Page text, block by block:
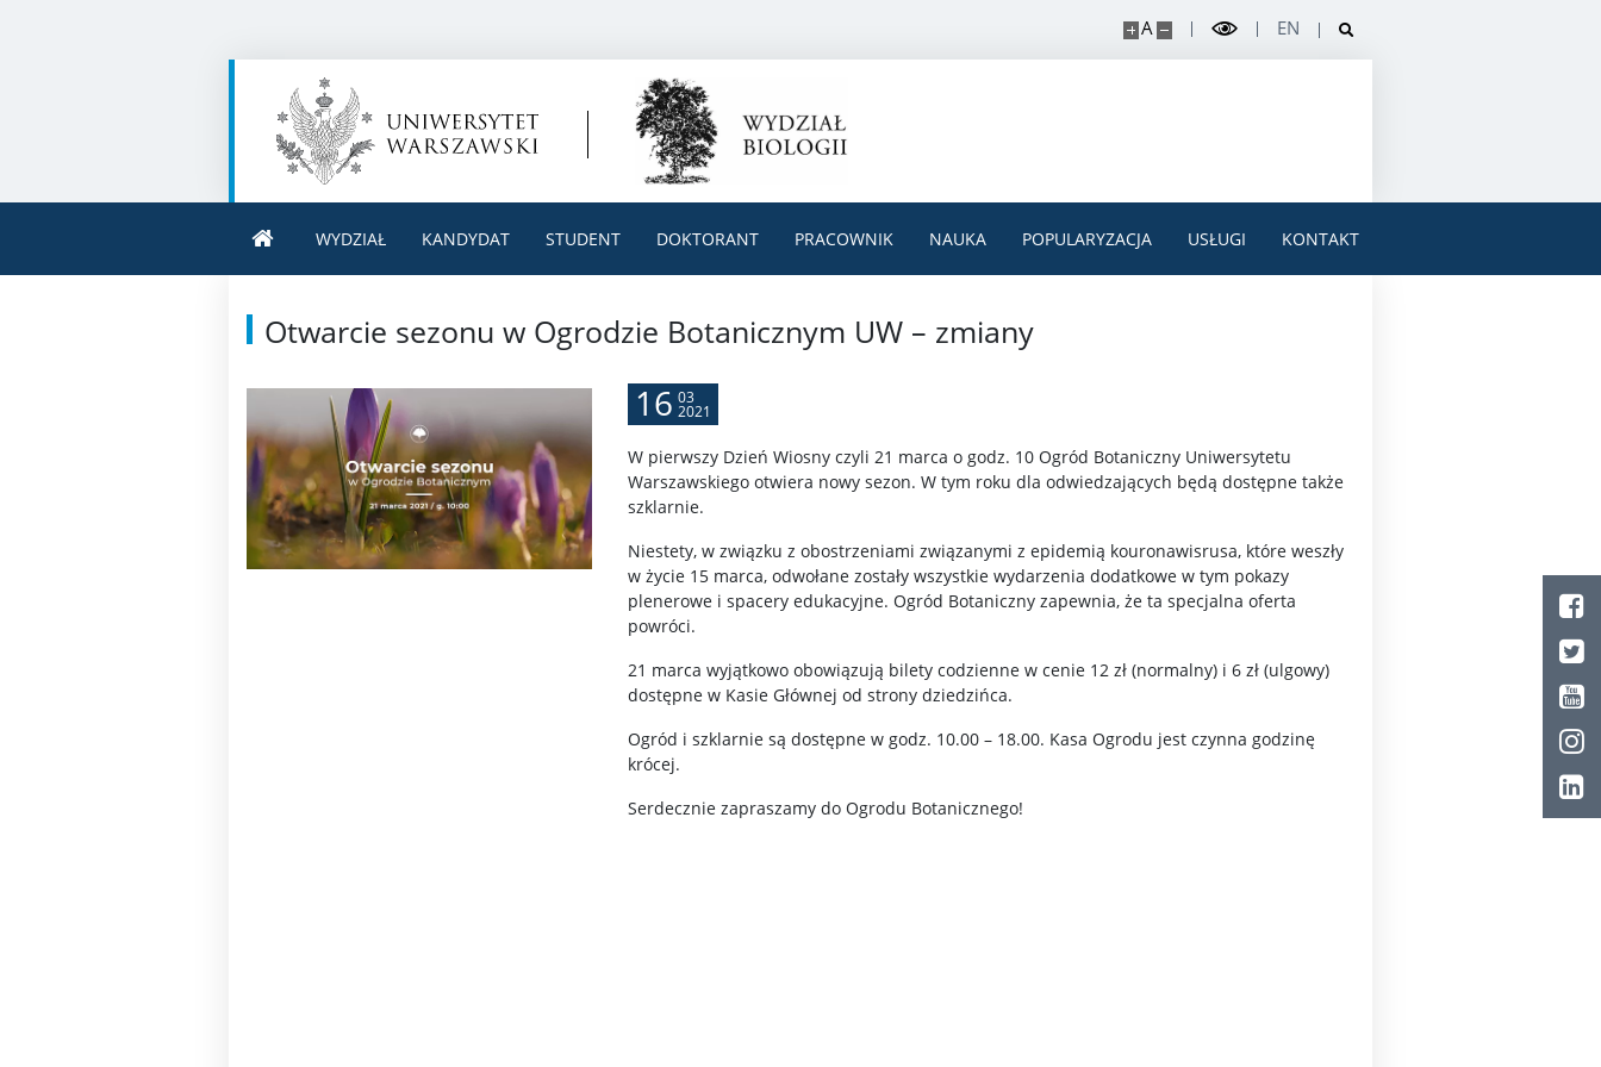
A EN
WYDZIAŁ KANDYDAT STUDENT DOKTORANT PRACOWNIK NAUKA POPULARYZACJA USŁUGI KONTAKT
Otwarcie sezonu w Ogrodzie Botanicznym UW – zmiany
16 03
2021
W pierwszy Dzień Wiosny czyli 21 marca o godz. 10 Ogród Botaniczny Uniwersytetu
Warszawskiego otwiera nowy sezon. W tym roku dla odwiedzających będą dostępne także
szklarnie.
Niestety, w związku z obostrzeniami związanymi z epidemią kouronawisrusa, które weszły
w życie 15 marca, odwołane zostały wszystkie wydarzenia dodatkowe w tym pokazy
plenerowe i spacery edukacyjne. Ogród Botaniczny zapewnia, że ta specjalna oferta
powróci.
21 marca wyjątkowo obowiązują bilety codzienne w cenie 12 zł (normalny) i 6 zł (ulgowy)
dostępne w Kasie Głównej od strony dziedzińca.
Ogród i szklarnie są dostępne w godz. 10.00 – 18.00. Kasa Ogrodu jest czynna godzinę
krócej.
Serdecznie zapraszamy do Ogrodu Botanicznego!